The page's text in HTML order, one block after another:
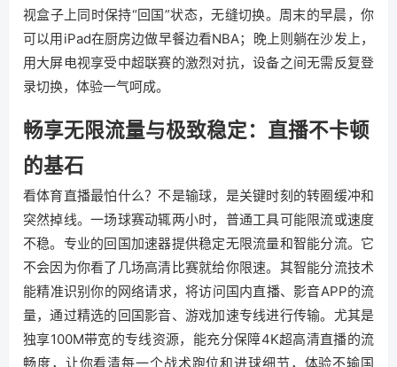
视盒子上同时保持“回国”状态，无缝切换。周末的早晨，你
可以用iPad在厨房边做早餐边看NBA；晚上则躺在沙发上，
用大屏电视享受中超联赛的激烈对抗，设备之间无需反复登
录切换，体验一气呵成。
畅享无限流量与极致稳定：直播不卡顿
的基石
看体育直播最怕什么？不是输球，是关键时刻的转圈缓冲和
突然掉线。一场球赛动辄两小时，普通工具可能限流或速度
不稳。专业的回国加速器提供稳定无限流量和智能分流。它
不会因为你看了几场高清比赛就给你限速。其智能分流技术
能精准识别你的网络请求，将访问国内直播、影音APP的流
量，通过精选的回国影音、游戏加速专线进行传输。尤其是
独享100M带宽的专线资源，能充分保障4K超高清直播的流
畅度，让你看清每一个战术跑位和进球细节，体验不输国